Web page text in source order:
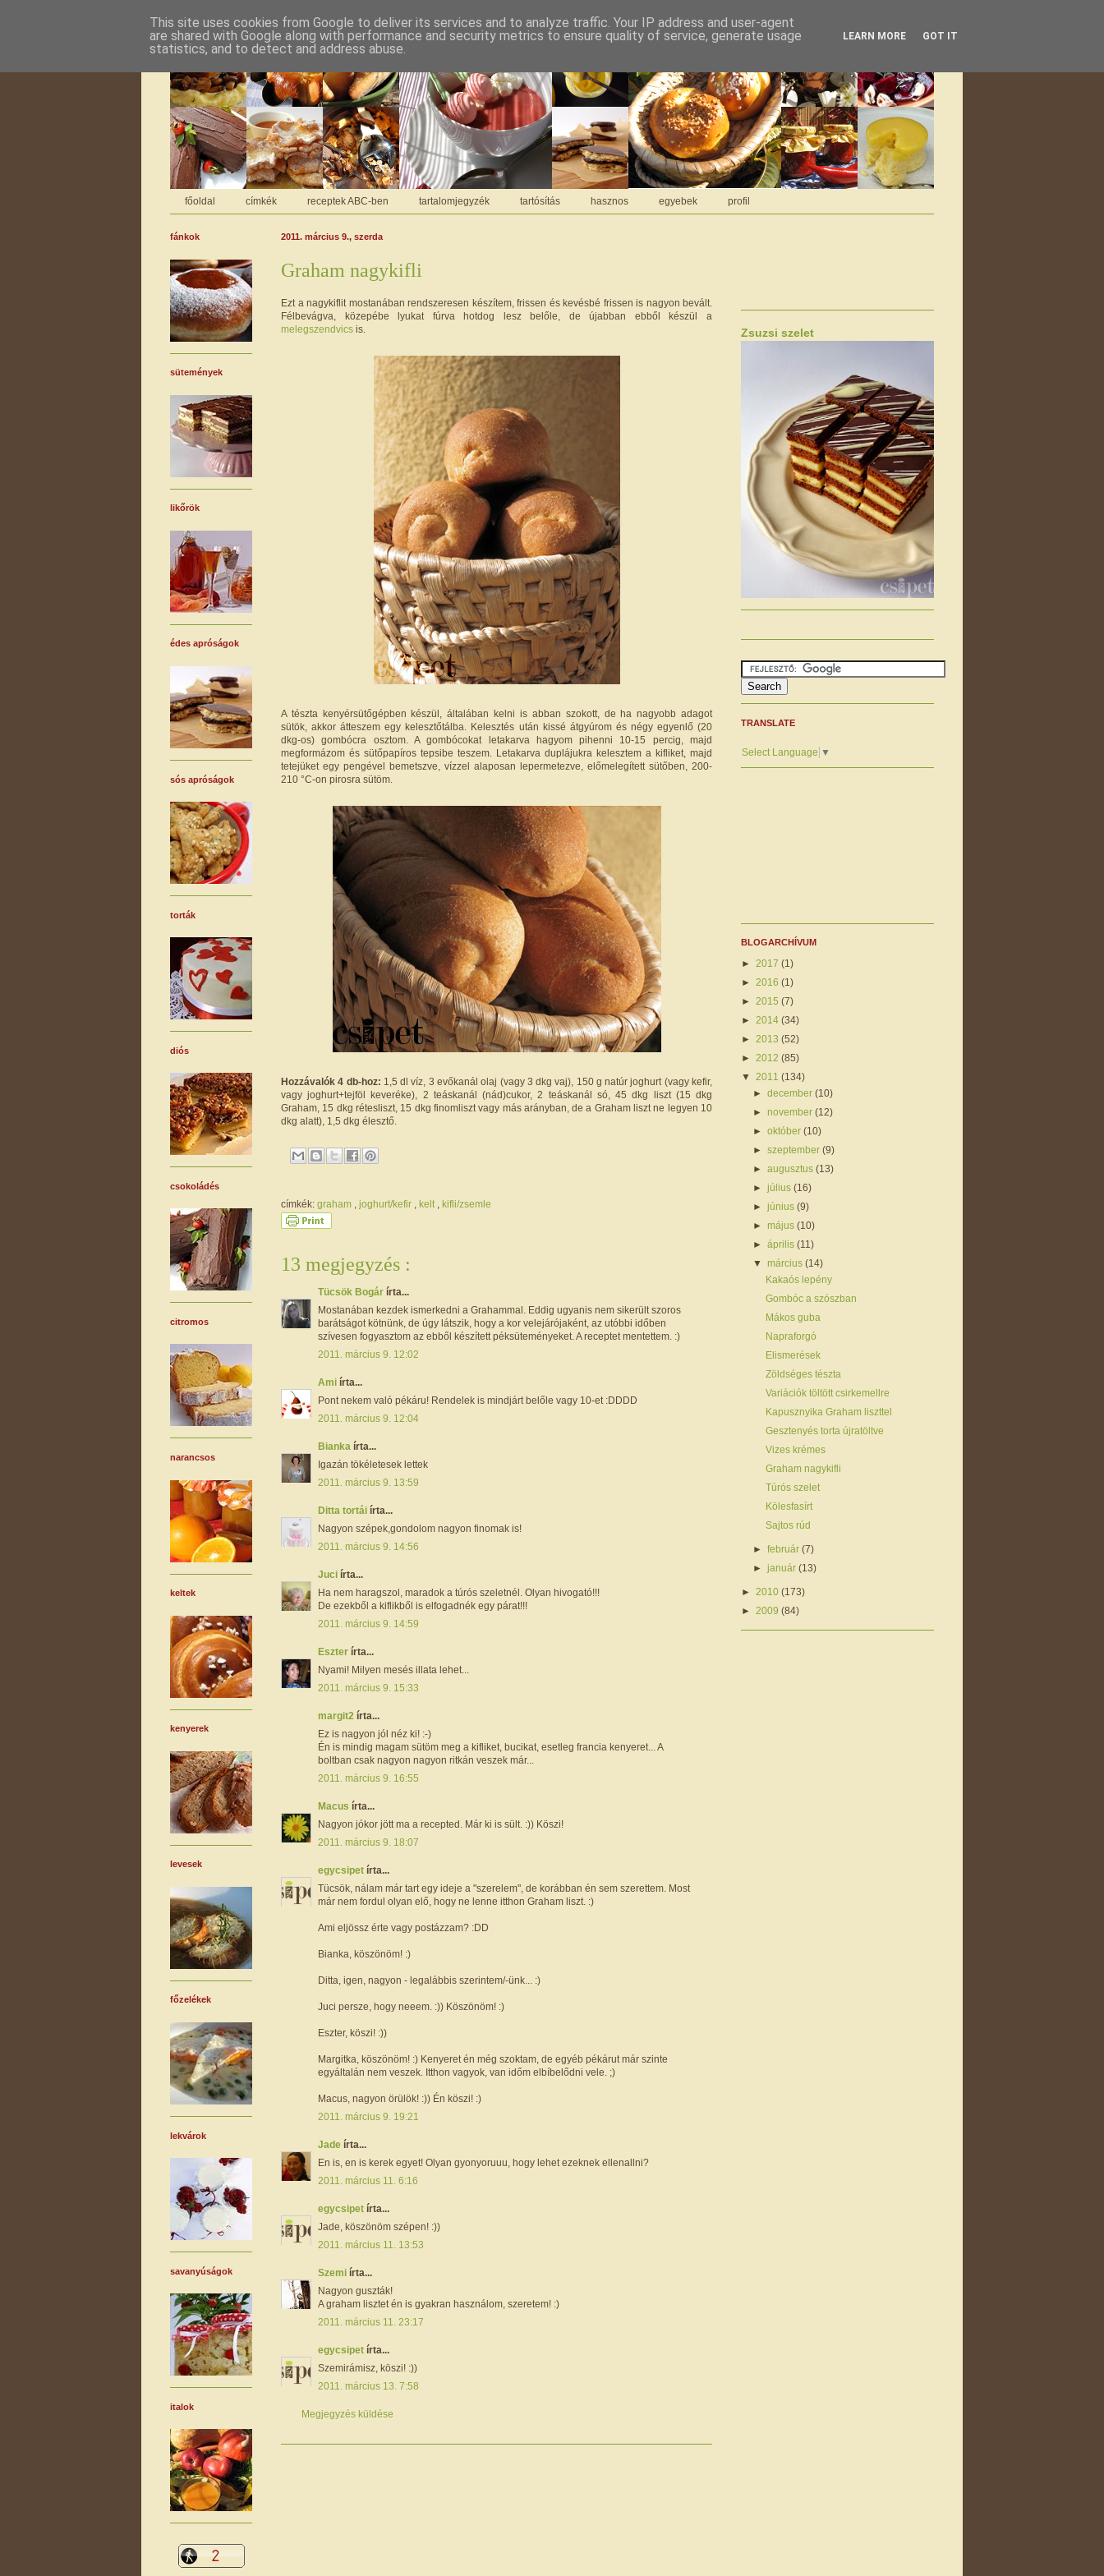
főoldal címkék receptek ABC-ben tartalomjegyzék tartósítás hasznos egyebek profil
2011. március 9., szerda
Graham nagykifli
Ezt a nagykiflit mostanában rendszeresen készítem, frissen és kevésbé frissen is nagyon bevált.
Félbevágva, közepébe lyukat fúrva hotdog lesz belőle, de újabban ebből készül a
melegszendvics is.
A tészta kenyérsütőgépben készül, általában kelni is abban szokott, de ha nagyobb adagot
sütök, akkor átteszem egy kelesztőtálba. Kelesztés után kissé átgyúrom és négy egyenlő (20
dkg-os) gombócra osztom. A gombócokat letakarva hagyom pihenni 10-15 percig, majd
megformázom és sütőpapíros tepsibe teszem. Letakarva duplájukra kelesztem a kifliket, majd
tetejüket egy pengével bemetszve, vízzel alaposan lepermetezve, előmelegített sütőben, 200-
210 °C-on pirosra sütöm.
Hozzávalók 4 db-hoz: 1,5 dl víz, 3 evőkanál olaj (vagy 3 dkg vaj), 150 g natúr joghurt (vagy kefir,
vagy joghurt+tejföl keveréke), 2 teáskanál (nád)cukor, 2 teáskanál só, 45 dkg liszt (15 dkg
Graham, 15 dkg rétesliszt, 15 dkg finomliszt vagy más arányban, de a Graham liszt ne legyen 10
dkg alatt), 1,5 dkg élesztő.
címkék: graham joghurt/kefir kelt kifli/zsemle
13 megjegyzés :
Tücsök Bogár írta...
Mostanában kezdek ismerkedni a Grahammal. Eddig ugyanis nem sikerült szoros
barátságot kötnünk, de úgy látszik, hogy a kor velejárójaként, az utóbbi időben
szívesen fogyasztom az ebből készített péksüteményeket. A receptet mentettem. :)
2011. március 9. 12:02
Ami írta...
Pont nekem való pékáru! Rendelek is mindjárt belőle vagy 10-et :DDDD
2011. március 9. 12:04
Bianka írta...
Igazán tökéletesek lettek
2011. március 9. 13:59
Ditta tortái írta...
Nagyon szépek,gondolom nagyon finomak is!
2011. március 9. 14:56
Juci írta...
Ha nem haragszol, maradok a túrós szeletnél. Olyan hivogató!!!
De ezekből a kiflikből is elfogadnék egy párat!!!
2011. március 9. 14:59
Eszter írta...
Nyami! Milyen mesés illata lehet...
2011. március 9. 15:33
margit2 írta...
Ez is nagyon jól néz ki! :-)
Én is mindig magam sütöm meg a kifliket, bucikat, esetleg francia kenyeret... A
boltban csak nagyon nagyon ritkán veszek már...
2011. március 9. 16:55
Macus írta...
Nagyon jókor jött ma a recepted. Már ki is sült. :)) Köszi!
2011. március 9. 18:07
egycsipet írta...
Tücsök, nálam már tart egy ideje a "szerelem", de korábban én sem szerettem. Most
már nem fordul olyan elő, hogy ne lenne itthon Graham liszt. :)
Ami eljössz érte vagy postázzam? :DD
Bianka, köszönöm! :)
Ditta, igen, nagyon - legalábbis szerintem/-ünk... :)
Juci persze, hogy neeem. :)) Köszönöm! :)
Eszter, köszi! :))
Margitka, köszönöm! :) Kenyeret én még szoktam, de egyéb pékárut már szinte
egyáltalán nem veszek. Itthon vagyok, van időm elbíbelődni vele. ;)
Macus, nagyon örülök! :)) Én köszi! :)
2011. március 9. 19:21
Jade írta...
En is, en is kerek egyet! Olyan gyonyoruuu, hogy lehet ezeknek ellenallni?
2011. március 11. 6:16
egycsipet írta...
Jade, köszönöm szépen! :))
2011. március 11. 13:53
Szemi írta...
Nagyon guszták!
A graham lisztet én is gyakran használom, szeretem! :)
2011. március 11. 23:17
egycsipet írta...
Szemirámisz, köszi! :))
2011. március 13. 7:58
Megjegyzés küldése
fánkok
sütemények
likőrök
édes apróságok
sós apróságok
torták
diós
csokoládés
citromos
narancsos
keltek
kenyerek
levesek
főzelékek
lekvárok
savanyúságok
italok
Zsuzsi szelet
TRANSLATE
Select Language ▼
BLOGARCHÍVUM
► 2017 (1)
► 2016 (1)
► 2015 (7)
► 2014 (34)
► 2013 (52)
► 2012 (85)
▼ 2011 (134)
►december(10)
►november(12)
►október(10)
►szeptember(9)
►augusztus(13)
►július(16)
►június(9)
►május(10)
►április(11)
▼március(14)
Kakaós lepény
Gombóc a szószban
Mákos guba
Napraforgó
Elismerések
Zöldséges tészta
Variációk töltött csirkemellre
Kapusznyika Graham liszttel
Gesztenyés torta újratöltve
Vizes krémes
Graham nagykifli
Túrós szelet
Kölesfasírt
Sajtos rúd
►február(7)
►január(13)
► 2010 (173)
► 2009 (84)
This site uses cookies from Google to deliver its services and to analyze traffic. Your IP address and user-agent
are shared with Google along with performance and security metrics to ensure quality of service, generate usage
statistics, and to detect and address abuse.
LEARN MORE GOT IT